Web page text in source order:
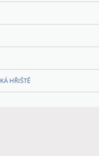
HŘIŠTĚ